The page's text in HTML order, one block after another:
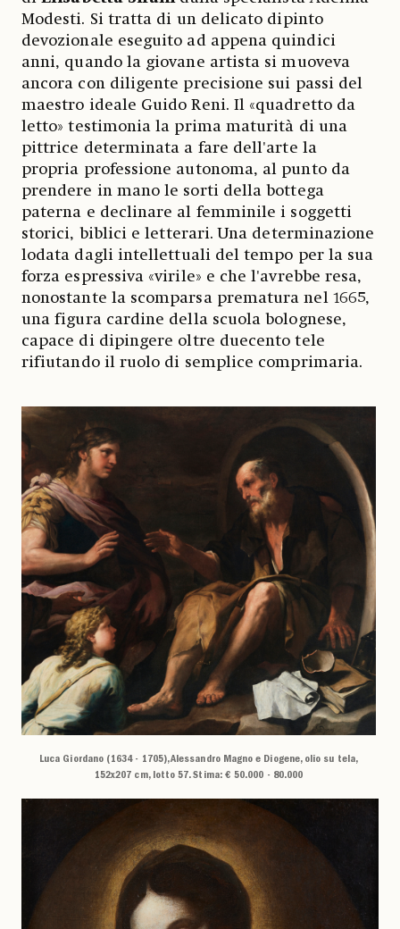
Modesti. Si tratta di un delicato dipinto
devozionale eseguito ad appena quindici
anni, quando la giovane artista si muoveva
ancora con diligente precisione sui passi del
maestro ideale Guido Reni. Il «quadretto da
letto» testimonia la prima maturità di una
pittrice determinata a fare dell'arte la
propria professione autonoma, al punto da
prendere in mano le sorti della bottega
paterna e declinare al femminile i soggetti
storici, biblici e letterari. Una determinazione
lodata dagli intellettuali del tempo per la sua
forza espressiva «virile» e che l'avrebbe resa,
nonostante la scomparsa prematura nel 1665,
una figura cardine della scuola bolognese,
capace di dipingere oltre duecento tele
rifiutando il ruolo di semplice comprimaria.
Luca Giordano (1634 - 1705), Alessandro Magno e Diogene, olio su tela,
152x207 cm, lotto 57. Stima: € 50.000 - 80.000